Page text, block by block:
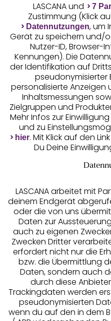
Geprüfte
Unsere Apps
Services
Beratung
Über uns
LASCANA und 7
Zustimmung (Klick
Datennutzungen, um
Gerät zu speichern und/
Nutzer-ID, Browser-
Kennungen). Die
der Identifikation auf
pseudonymisierter
personalisierte Anzeigen
Inhaltsmessungen
Zielgruppen und
Mehr Infos zur
und zu
hier. Mit Klick auf den Link
Du Deine
LASCANA arbeitet mit
deinem Endgerät
oder die von uns
Daten zur
auch zu eigenen
Zwecken Dritter
erfordert nicht nur die
bzw. die Übermittlung
Daten, sondern auch
durch diese
Trackingdaten werden
pseudonymisierten
wenn du auf den in dem